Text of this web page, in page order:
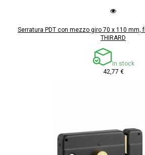
Serratura PDT con mezzo giro 70 x 110 mm,
THIRARD
In stock
42,77 €